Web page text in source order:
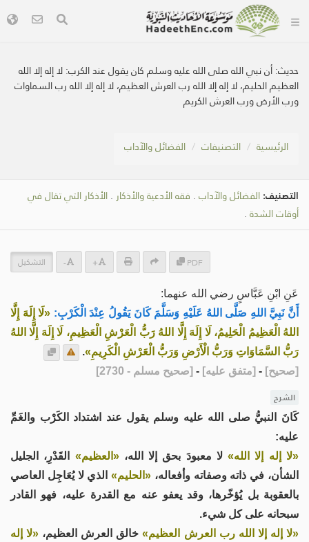
حديث:أن نبي الله صلى الله عليه وسلم كان يقول عند الكرب: لا إله إلا الله
العظيم الحليم، لا إله إلا الله رب العرش العظيم، لا إله إلا الله رب السماوات
ورب الأرض ورب العرش الكريم
الرئيسية التصنيفات الفضائل والآداب
التصنيف: الفضائل والآداب . فقه الأدعية والأذكار . الأذكار التي تقال في
أوقات الشدة .
PDF
+
- التشكيل
عَنِ ابْنِ عَبَّاسٍ رضي الله عنهما:
أَنَّ نَبِيَّ اللهِ صَلَّى اللهُ عَلَيْهِ وَسَلَّمَ كَانَ يَقُولُ عِنْدَ الْكَرْبِ: «لَا إِلَهَ إِلَّا
اللهُ الْعَظِيمُ الْحَلِيمُ، لَا إِلَهَ إِلَّا اللهُ رَبُّ الْعَرْشِ الْعَظِيمِ، لَا إِلَهَ إِلَّا اللهُ
رَبُّ السَّمَاوَاتِ وَرَبُّ الْأَرْضِ وَرَبُّ الْعَرْشِ الْكَرِيمِ».
[صحيح]
-
[متفق عليه]
-
[صحيح مسلم - 2730 ]
الشرح
كَانَ النبيُّ صلى الله عليه وسلم يقول عند اشتداد الكَرْب والغَمِّ
عليه:
«لا إله إلا الله»لا معبودَ بحق إلا الله،«العظيم» القَدْرِ، الجليل
الشأن، في ذاته وصفاته وأفعاله، «الحليم»الذي لا يُعَاجِل العاصي
بالعقوبة بل يُؤخّرها، وقد يعفو عنه مع القدرة عليه، فهو القادر
سبحانه على كل شيء.
«لا إله إلا الله رب العرش العظيم»خالق العرش العظيم، «لا إله